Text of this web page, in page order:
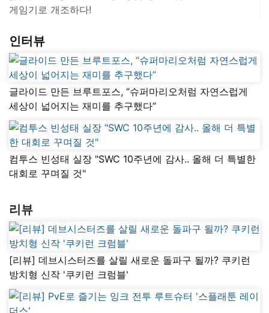
게임기로 개조하다!
인터뷰
글라이드 만든 브루트포스, “슈퍼마리오처럼 자연스럽게
세상이 넓어지는 재미를 추구했다”
컴투스 빈성태 실장 "SWC 10주년에 감사.. 올해 더 특별한
대회로 꾸며질 것"
리뷰
[리뷰] 데브시스터즈를 살릴 새로운 돌파구 될까? 쿠키런
방치형 신작 '쿠키런 크럼블'